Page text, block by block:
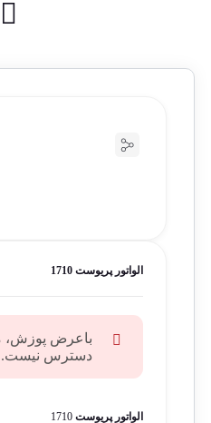
الواتور پریوست 1710
باعرض پوزش،
دسترس نیست.
الواتور پریوست1710